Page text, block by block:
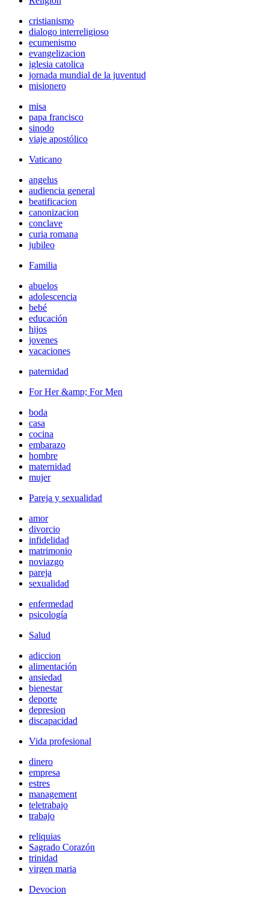
cristianismo
dialogo interreligioso
ecumenismo
evangelizacion
iglesia catolica
jornada mundial de la juventud
misionero
misa
papa francisco
sinodo
viaje apostólico
Vaticano
angelus
audiencia general
beatificacion
canonizacion
conclave
curia romana
jubileo
Familia
abuelos
adolescencia
bebé
educación
hijos
jovenes
vacaciones
paternidad
For Her &amp; For Men
boda
casa
cocina
embarazo
hombre
maternidad
mujer
Pareja y sexualidad
amor
divorcio
infidelidad
matrimonio
noviazgo
pareja
sexualidad
enfermedad
psicología
Salud
adiccion
alimentación
ansiedad
bienestar
deporte
depresion
discapacidad
Vida profesional
dinero
empresa
estres
management
teletrabajo
trabajo
reliquias
Sagrado Corazón
trinidad
virgen maria
Devocion